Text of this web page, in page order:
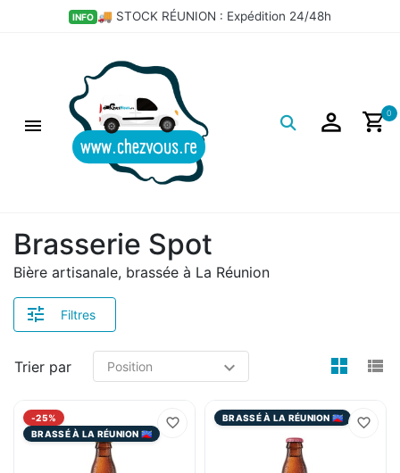
INFO 🚚 STOCK RÉUNION : Expédition 24/48h
0
Brasserie Spot
Bière artisanale, brassée à La Réunion
Filtres
Trier par
-25%
BRASSÉ À LA RÉUNION 🇷🇪
BRASSÉ À LA RÉUNION 🇷🇪